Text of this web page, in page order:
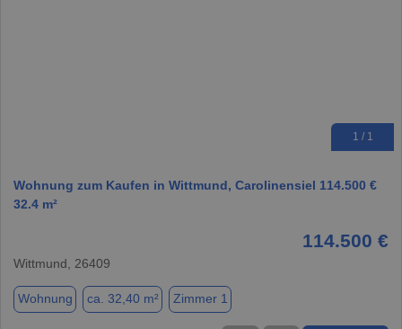
1 / 1
Wohnung zum Kaufen in Wittmund, Carolinensiel 114.500 €
32.4 m²
114.500 €
Wittmund, 26409
Wohnung ca. 32,40 m² Zimmer 1